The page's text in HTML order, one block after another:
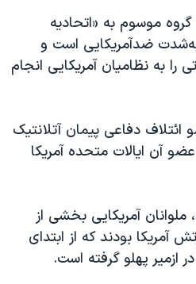
ایران
صلح
«سی‌پک»
موسوم به «اتحادیه
ضدآمریکایی است و
را به نظامیان آمریکایی انجام
دفاعی پیمان آتلانتیک
آن ایالات متحده آمریکا
ملوانان آمریکایی بخشی از
بودند که از ابتدای